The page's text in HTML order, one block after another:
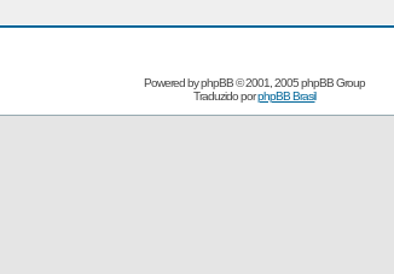
Powered byphpBB© 2001, 2005 phpBB Group
Traduzido porphpBB Brasil